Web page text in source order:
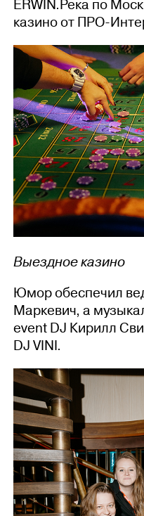
ERWIN.Река по
казино от ПРО-
Выездное казино
Юмор обеспечил
Маркевич, а
event DJ Кирилл
DJ VINI.